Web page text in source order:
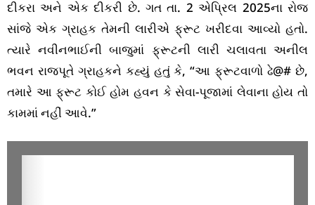
દીકરા અને એક દીકરી છે. ગત તા. 2 એપ્રિલ 2025ના રોજ
સાંજે એક ગ્રાહક તેમની લારીએ ફ્રૂટ ખરીદવા આવ્યો હતો.
ત્યારે નવીનભાઈની બાજુમાં ફ્રૂટની લારી ચલાવતા અનીલ
ભવન રાજપૂતે ગ્રાહકને કહ્યું હતું કે, “આ ફ્રૂટવાળો ઢે@# છે,
તમારે આ ફ્રૂટ કોઈ હોમ હવન કે સેવા-પૂજામાં લેવાના હોય તો
કામમાં નહીં આવે.”